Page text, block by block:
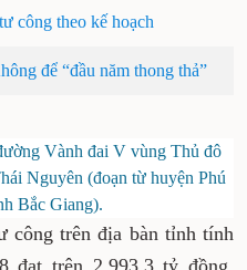
công theo kế hoạch
để “đầu năm thong thả”
Vành đai V vùng Thủ đô
Nguyên (đoạn từ huyện Phú
Bắc Giang).
công trên địa bàn tỉnh tính
đạt trên 2.993,3 tỷ đồng,